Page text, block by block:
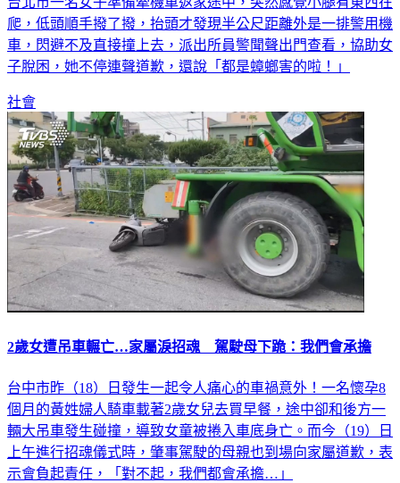
爬，低頭順手撥了撥，抬頭才發現半公尺距離外是一排警用機
車，閃避不及直接撞上去，派出所員警聞聲出門查看，協助女
子脫困，她不停連聲道歉，還說「都是蟑螂害的啦！」
社會
2歲女遭吊車輾亡…家屬淚招魂 駕駛母下跪：我們會承擔
台中市昨（18）日發生一起令人痛心的車禍意外！一名懷孕8
個月的黃姓婦人騎車載著2歲女兒去買早餐，途中卻和後方一
輛大吊車發生碰撞，導致女童被捲入車底身亡。而今（19）日
上午進行招魂儀式時，肇事駕駛的母親也到場向家屬道歉，表
示會負起責任，「對不起，我們都會承擔…」